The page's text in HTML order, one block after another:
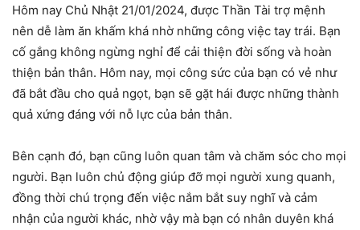
Hôm nay Chủ Nhật 21/01/2024, được Thần Tài trợ mệnh
nên dễ làm ăn khấm khá nhờ những công việc tay trái. Bạn
cố gắng không ngừng nghỉ để cải thiện đời sống và hoàn
thiện bản thân. Hôm nay, mọi công sức của bạn có vẻ như
đã bắt đầu cho quả ngọt, bạn sẽ gặt hái được những thành
quả xứng đáng với nỗ lực của bản thân.
Bên cạnh đó, bạn cũng luôn quan tâm và chăm sóc cho mọi
người. Bạn luôn chủ động giúp đỡ mọi người xung quanh,
đồng thời chú trọng đến việc nắm bắt suy nghĩ và cảm
nhận của người khác, nhờ vậy mà bạn có nhân duyên khá